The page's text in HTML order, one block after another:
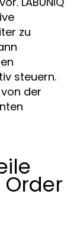
zu
steuern.
der